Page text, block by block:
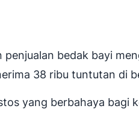
bedak bayi
38 ribu tuntutan di
yang berbahaya bagi